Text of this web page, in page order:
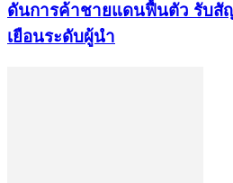
ดันการค้าชายแดนฟื้นตัว รับ
เยือนระดับผู้นำ